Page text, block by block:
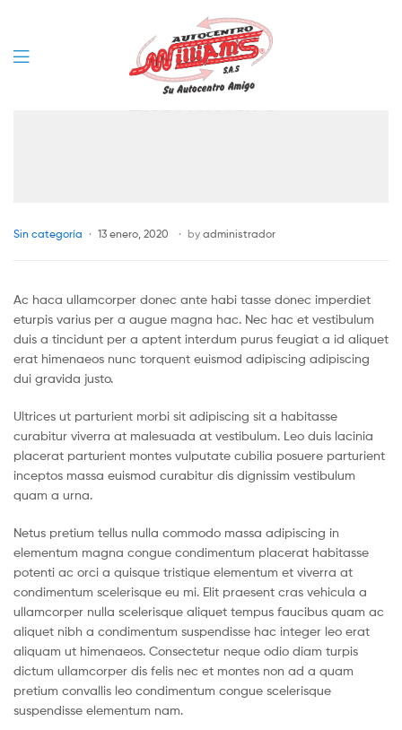
Menu
Categories
Sin categoría 13 enero, 2020 by administrador
Ac haca ullamcorper donec ante habi tasse donec imperdiet
eturpis varius per a augue magna hac. Nec hac et vestibulum
duis a tincidunt per a aptent interdum purus feugiat a id aliquet
erat himenaeos nunc torquent euismod adipiscing adipiscing
dui gravida justo.
Ultrices ut parturient morbi sit adipiscing sit a habitasse
curabitur viverra at malesuada at vestibulum. Leo duis lacinia
placerat parturient montes vulputate cubilia posuere parturient
inceptos massa euismod curabitur dis dignissim vestibulum
quam a urna.
Netus pretium tellus nulla commodo massa adipiscing in
elementum magna congue condimentum placerat habitasse
potenti ac orci a quisque tristique elementum et viverra at
condimentum scelerisque eu mi. Elit praesent cras vehicula a
ullamcorper nulla scelerisque aliquet tempus faucibus quam ac
aliquet nibh a condimentum suspendisse hac integer leo erat
aliquam ut himenaeos. Consectetur neque odio diam turpis
dictum ullamcorper dis felis nec et montes non ad a quam
pretium convallis leo condimentum congue scelerisque
suspendisse elementum nam.